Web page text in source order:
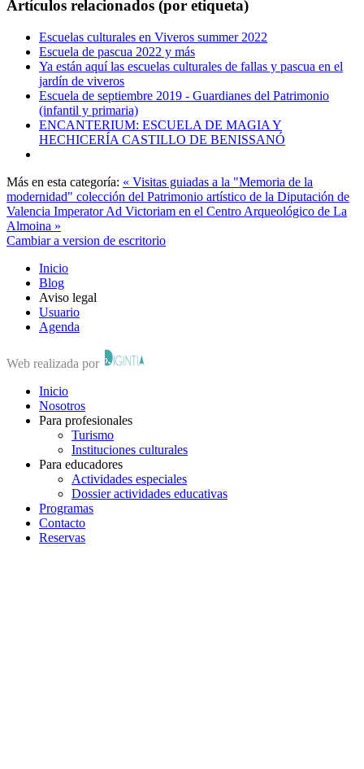
Artículos relacionados (por etiqueta)
Escuelas culturales en Viveros summer 2022
Escuela de pascua 2022 y más
Ya están aquí las escuelas culturales de fallas y pascua en el
jardín de viveros
Escuela de septiembre 2019 - Guardianes del Patrimonio
(infantil y primaria)
ENCANTERIUM: ESCUELA DE MAGIA Y
HECHICERÍA CASTILLO DE BENISSANÓ
Más en esta categoría: « Visitas guiadas a la "Memoria de la
modernidad" colección del Patrimonio artístico de la Diputación de
Valencia Imperator Ad Victoriam en el Centro Arqueológico de La
Almoina »
Cambiar a version de escritorio
Inicio
Blog
Aviso legal
Usuario
Agenda
Web realizada por
Inicio
Nosotros
Para profesionales
Turismo
Instituciones culturales
Para educadores
Actividades especiales
Dossier actividades educativas
Programas
Contacto
Reservas